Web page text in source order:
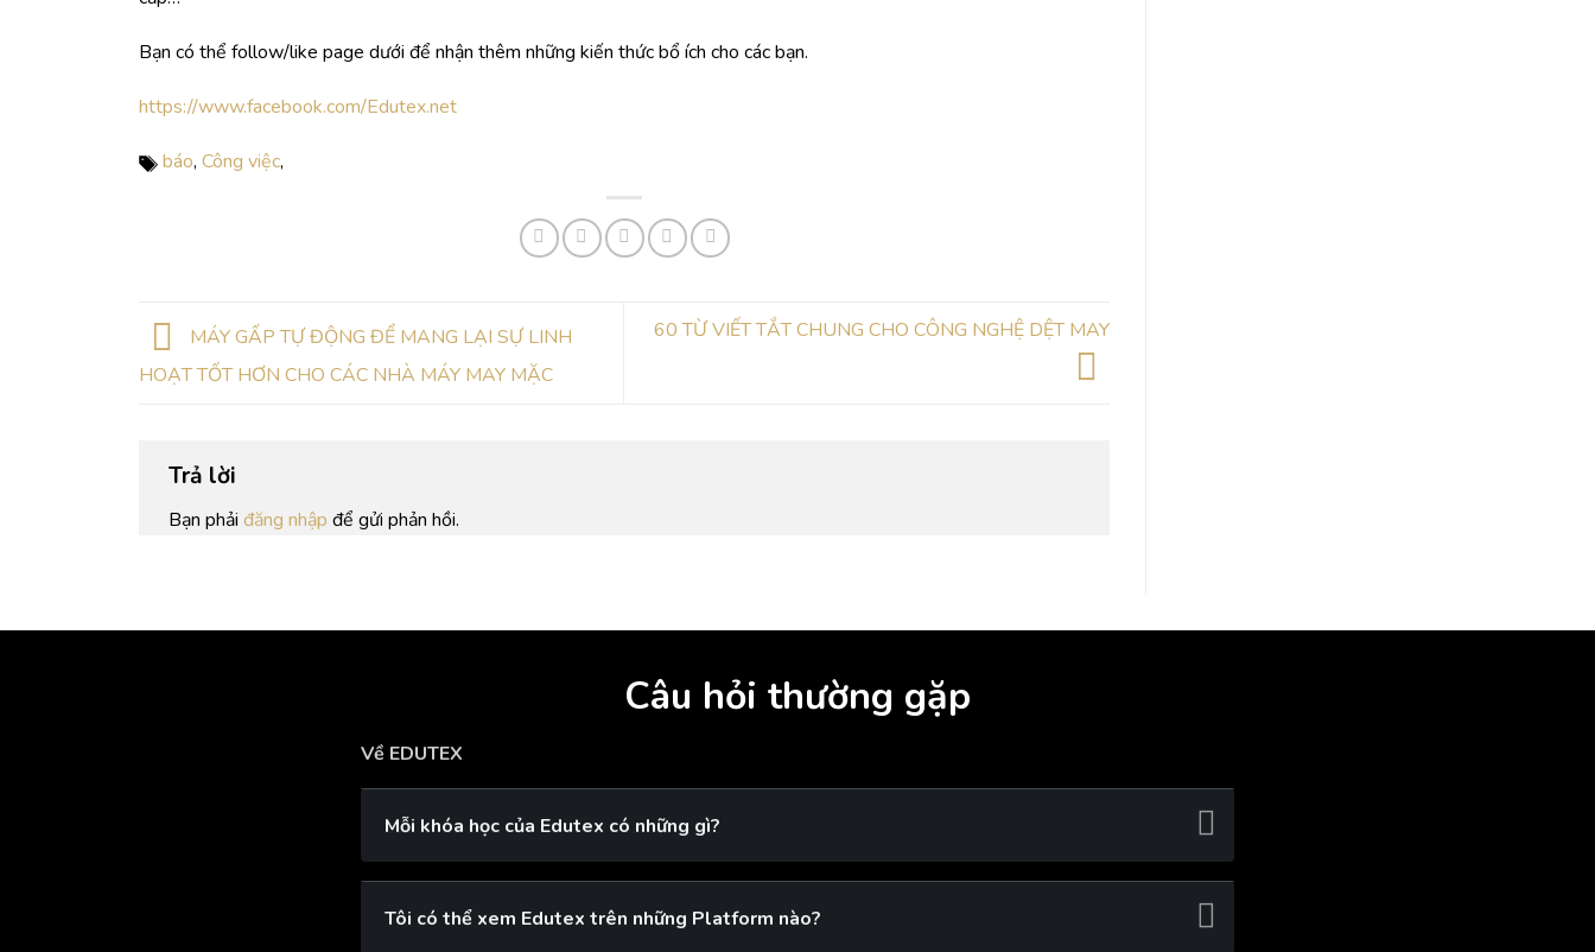
Bạn có thể follow/like page dưới để nhận thêm những kiến thức bổ ích cho các bạn.
https://www.facebook.com/Edutex.net
báo, Công việc,
MÁY GẤP TỰ ĐỘNG ĐỂ MANG LẠI SỰ LINH
HOẠT TỐT HƠN CHO CÁC NHÀ MÁY MAY MẶC
60 TỪ VIẾT TẮT CHUNG CHO CÔNG NGHỆ DỆT MAY
Trả lời
Bạn phải đăng nhập để gửi phản hồi.
Câu hỏi thường gặp
Về EDUTEX
Mỗi khóa học của Edutex có những gì?
Tôi có thể xem Edutex trên những Platform nào?